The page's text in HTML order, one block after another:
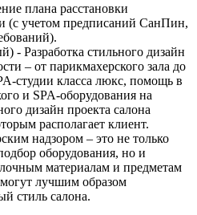
плана расстановки
(с учетом предписаний СанПин,
- Разработка стильного дизайн
– от парикмахерского зала до
студии класса люкс, помощь в
и SPA-оборудования на
дизайн проекта салона
располагает клиент.
надзором – это не только
оборудования, но и
материалам и предметам
лучшим образом
стиль салона.